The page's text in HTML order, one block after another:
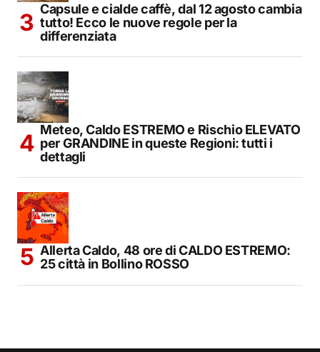
Capsule e cialde caffè, dal 12 agosto cambia
tutto! Ecco le nuove regole per la
differenziata
Meteo, Caldo ESTREMO e Rischio ELEVATO
per GRANDINE in queste Regioni: tutti i
dettagli
Allerta Caldo, 48 ore di CALDO ESTREMO:
25 città in Bollino ROSSO